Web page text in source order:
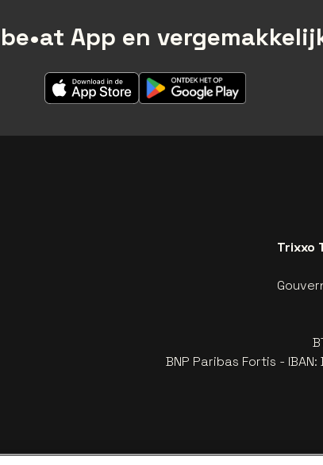
App en
Trixxo
BNP Paribas Fortis -